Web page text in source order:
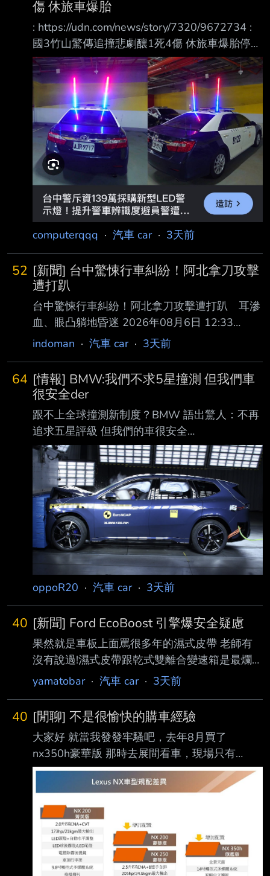
-
傷 休旅車爆胎
: https://udn.com/news/story/7320/9672734 :
國3竹山驚傳追撞悲劇釀1死4傷 休旅車爆胎停內
線遭撞婦人傷重亡 : 2026-08-05 16:45 聯合報
／ 記者 : 江良誠／南投即時報導 : 國道3號北向
240.2公里南投竹山路段，3日下午發生死亡車
禍！1輛休旅車疑因爆胎停在 內 : 側車道，後方
車輛疑未注意前方狀況追撞，造成2車共5人送
醫，其中1名女乘客傷重不 治 : 。警方初步排除
酒駕，詳細肇事原因仍調查中。 : 事故發生於3
日下午5時13分許，68歲曾姓男
computerqqq · 汽車 car· 3天前
52 [新聞] 台中驚悚行車糾紛！阿北拿刀攻擊
遭打趴
台中驚悚行車糾紛！阿北拿刀攻擊遭打趴 耳滲
血、眼凸躺地昏迷 2026年08月6日 12:33
ETTODAY記者白珈陽／台中報導 台中市北屯區
執過程中68歲李姓男子持摺 疊刀攻擊35歲葉姓
男子，造成葉男手部割傷，而葉也不甘示弱予以
反擊，將李打趴在地， 有民眾拍下李男倒地情
形，李耳朵滲血、眼神失焦，口部也吐出血沫，
驚悚畫面引起大量 網友熱議。 影片顯示，發生
糾紛後，李男走向葉男車旁叫囂，並試圖將駕駛
座內的葉男拉下車，造成 整輛廂型車不斷晃
動，李還有疑似揮拳動作；另一
indoman · 汽車 car· 3天前
64 [情報] BMW:我們不求5星撞測 但我們車
很安全der
跟不上全球撞測新制度？BMW 語出驚人：不再
追求五星評級 但我們的車很安全
https://auto.ltn.com.tw/news/32526 — 全球新
車安全測試標準愈來愈嚴格，能獲得五星評價，
除了代表自家車輛安全獲得專業單位 背書，同
時也讓消費者願意買單的最大關鍵，尤其是價格
更高的豪華品牌更是如此，但 BMW 近日卻坦
言，品牌在開發新車時不是取得五星安全評價為
目標，引起業界與車迷一片譁然 。 外媒報導，
Michel 指出， 品牌始終致力於打造高安全性的
產品，但 2026 年起實施的新一代 ANCA
oppoR20 · 汽車 car· 3天前
40 [新聞] Ford EcoBoost 引擎爆安全疑慮
果然就是車板上面罵很多年的濕式皮帶 老師有
沒有說過!濕式皮帶跟乾式雙離合變速箱是最爛的
設計!老師在講你都沒在聽嘛!
路交通安全管理局（NHTSA）擴大針對 Ford
1.0 升 EcoBoost 三缸渦輪引擎 的安全調查，涉
及約 13 萬 5,551 輛車，原因是採用濕式正時皮
帶（Wet Timing Belt） 設計，皮帶可能在正常
使用過程中產生碎屑，堵塞機油幫浦濾網，導致
引擎潤滑不足，嚴 重時甚至造成引擎鎖死、車
輛失去動力
yamatobar· 汽車 car· 3天前
40 [閒聊] 不是很愉快的購車經驗
大家好 就當我發發牢騷吧，去年8月買了
nx350h豪華版 那時去展間看車，現場只有
nx200豪華版。看了覺得不管外型內裝都還蠻滿
意的，那時候看n x200是有電尾門的。後來上網
大家都說要買就買350h，油電的行路質感很
棒！ 我去試開朋友的350h也覺得油電好，後來
就下訂 在選菜單的時候豪華跟頂級也差10幾萬
而已。 我想我沒差通風座椅跟19吋輪圈跟天窗
還有頭燈。 就選了豪華版 我以為160萬的